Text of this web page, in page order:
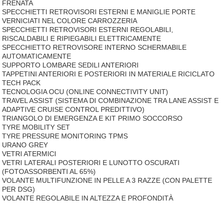
FRENATA
SPECCHIETTI RETROVISORI ESTERNI E MANIGLIE PORTE
VERNICIATI NEL COLORE CARROZZERIA
SPECCHIETTI RETROVISORI ESTERNI REGOLABILI,
RISCALDABILI E RIPIEGABILI ELETTRICAMENTE
SPECCHIETTO RETROVISORE INTERNO SCHERMABILE
AUTOMATICAMENTE
SUPPORTO LOMBARE SEDILI ANTERIORI
TAPPETINI ANTERIORI E POSTERIORI IN MATERIALE RICICLATO
TECH PACK
TECNOLOGIA OCU (ONLINE CONNECTIVITY UNIT)
TRAVEL ASSIST (SISTEMA DI COMBINAZIONE TRA LANE ASSIST E
ADAPTIVE CRUISE CONTROL PREDITTIVO)
TRIANGOLO DI EMERGENZA E KIT PRIMO SOCCORSO
TYRE MOBILITY SET
TYRE PRESSURE MONITORING TPMS
URANO GREY
VETRI ATERMICI
VETRI LATERALI POSTERIORI E LUNOTTO OSCURATI
(FOTOASSORBENTI AL 65%)
VOLANTE MULTIFUNZIONE IN PELLE A 3 RAZZE (CON PALETTE
PER DSG)
VOLANTE REGOLABILE IN ALTEZZA E PROFONDITÀ